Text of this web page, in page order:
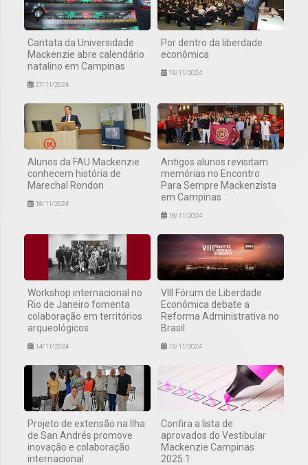
Cantata da Universidade
Mackenzie abre calendário
natalino em Campinas
27/11/2024
Por dentro da liberdade
econômica
19/11/2024
Alunos da FAU Mackenzie
conhecem história de
Marechal Rondon
18/11/2024
Antigos alunos revisitam
memórias no Encontro
Para Sempre Mackenzista
em Campinas
18/11/2024
Workshop internacional no
Rio de Janeiro fomenta
colaboração em territórios
arqueológicos
14/11/2024
VIII Fórum de Liberdade
Econômica debate a
Reforma Administrativa no
Brasil
13/11/2024
Projeto de extensão na Ilha
de San Andrés promove
inovação e colaboração
internacional
Confira a lista de
aprovados do Vestibular
Mackenzie Campinas
2025.1